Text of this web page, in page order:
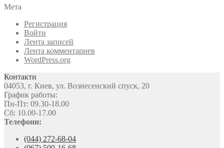
Мета
Регистрация
Войти
Лента записей
Лента комментариев
WordPress.org
Контакти
04053, г. Киев, ул. Вознесенский спуск, 20
График работы:
Пн-Пт: 09.30-18.00
Сб: 10.00-17.00
Телефони:
(044) 272-68-04